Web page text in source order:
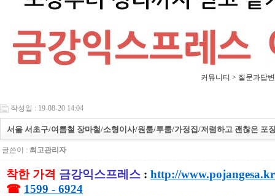
커뮤니티 > 질문과답변
작성일 : 19-08-20 14:04
서울 서초구/여름철 장마철/소형이사/원룸/투룸/가정집/저렴하고 괜찮은 포
글쓴이 : 최고관리자
착한 가격 금강익스프레스 : http://
☎ 1599 - 6924